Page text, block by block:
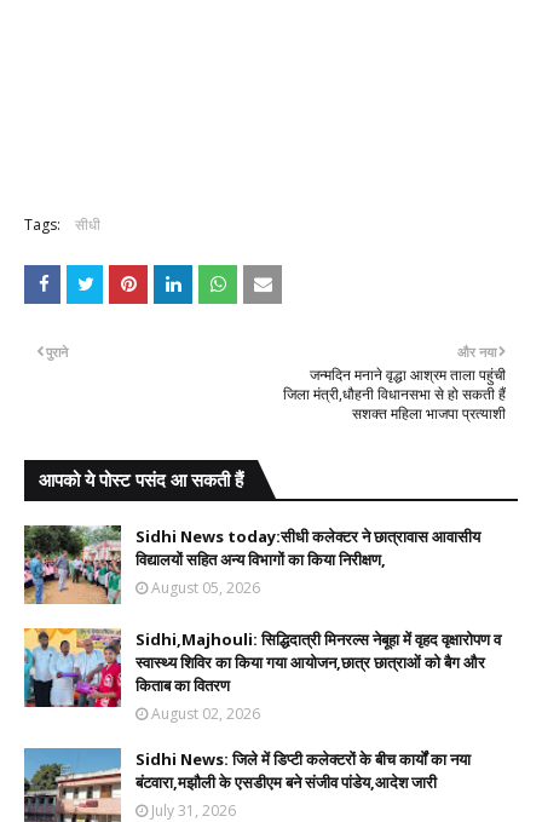
Tags: सीधी
और नया
जन्मदिन मनाने वृद्धा आश्रम ताला पहुंची
जिला मंत्री,धौहनी विधानसभा से हो सकती हैं
सशक्त महिला भाजपा प्रत्याशी
पुराने
आपको ये पोस्ट पसंद आ सकती हैं
Sidhi News today:सीधी कलेक्टर ने छात्रावास आवासीय
विद्यालयों सहित अन्य विभागों का किया निरीक्षण,
August 05, 2026
Sidhi,Majhouli: सिद्धिदात्री मिनरल्स नेबूहा में वृहद वृक्षारोपण व
स्वास्थ्य शिविर का किया गया आयोजन,छात्र छात्राओं को बैग और
किताब का वितरण
August 02, 2026
Sidhi News: जिले में डिप्टी कलेक्टरों के बीच कार्यों का नया
बंटवारा,मझौली के एसडीएम बने संजीव पांडेय,आदेश जारी
July 31, 2026